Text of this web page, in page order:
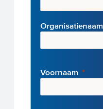
Organisatienaam
Voornaam